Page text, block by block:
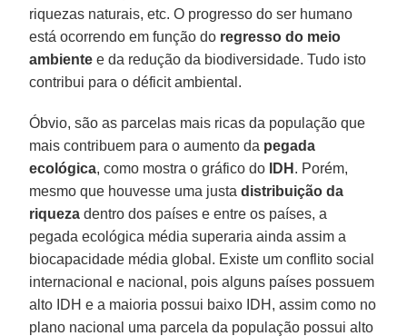
riquezas naturais, etc. O progresso do ser humano
está ocorrendo em função do regresso do meio
ambiente e da redução da biodiversidade. Tudo isto
contribui para o déficit ambiental.
Óbvio, são as parcelas mais ricas da população que
mais contribuem para o aumento da pegada
ecológica, como mostra o gráfico do IDH . Porém,
mesmo que houvesse uma justadistribuição da
riqueza dentro dos países e entre os países, a
pegada ecológica média superaria ainda assim a
biocapacidade média global. Existe um conflito social
internacional e nacional, pois alguns países possuem
alto IDH e a maioria possui baixo IDH, assim como no
plano nacional uma parcela da população possui alto